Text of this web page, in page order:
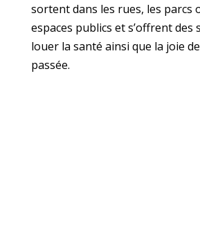
sortent dans les rues, les parcs
espaces publics et s’offrent des
louer la santé ainsi que la joie de
passée.